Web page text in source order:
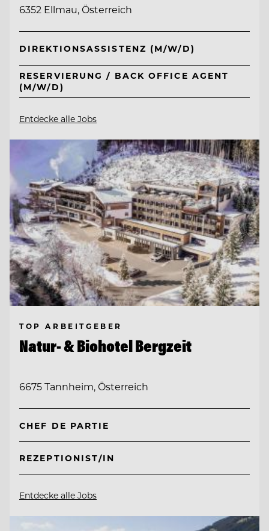
6352 Ellmau, Österreich
DIREKTIONSASSISTENZ (M/W/D)
RESERVIERUNG / BACK OFFICE AGENT
(M/W/D)
Entdecke alle Jobs
TOP ARBEITGEBER
Natur- & Biohotel Bergzeit
6675 Tannheim, Österreich
CHEF DE PARTIE
REZEPTIONIST/IN
Entdecke alle Jobs